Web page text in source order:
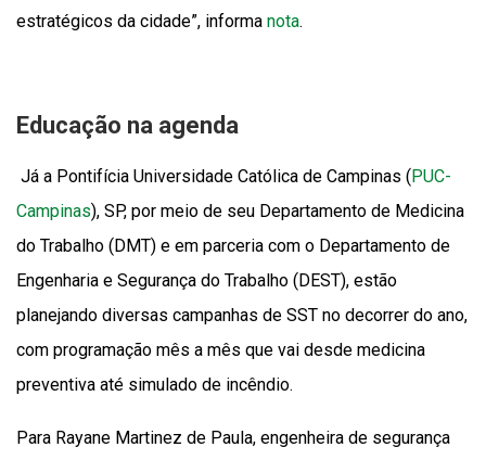
estratégicos da cidade”, informa nota.
Educação na agenda
Já a Pontifícia Universidade Católica de Campinas (PUC-
Campinas), SP, por meio de seu Departamento de Medicina
do Trabalho (DMT) e em parceria com o Departamento de
Engenharia e Segurança do Trabalho (DEST), estão
planejando diversas campanhas de SST no decorrer do ano,
com programação mês a mês que vai desde medicina
preventiva até simulado de incêndio.
Para Rayane Martinez de Paula, engenheira de segurança